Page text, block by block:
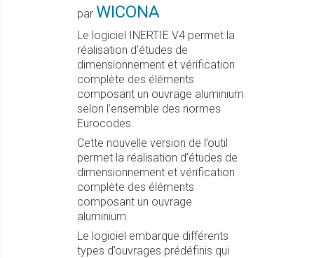
par WICONA
Le logiciel INERTIE V4 permet la
réalisation d’études de
dimensionnement et vérification
complète des éléments
composant un ouvrage aluminium
selon l’ensemble des normes
Eurocodes.
Cette nouvelle version de l’outil
permet la réalisation d’études de
dimensionnement et vérification
complète des éléments
composant un ouvrage
aluminium.
Le logiciel embarque différents
types d’ouvrages prédéfinis qui